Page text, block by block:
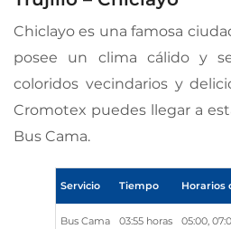
Chiclayo es una famosa
posee un clima cálido y
coloridos vecindarios y
Cromotex puedes llegar a
Bus Cama.
Servicio Tiempo Horarios
Bus Cama 03:55 horas 05:00,